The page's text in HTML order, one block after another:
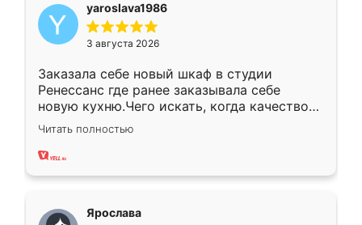
yaroslava1986
3 августа 2026
Заказала себе новый шкаф в студии
Ренессанс где ранее заказывала себе
новую кухню.Чего искать, когда качеством
вполне довольна. Служит кухня уже почти
два года, нареканий нет.
Читать полностью
Ярослава